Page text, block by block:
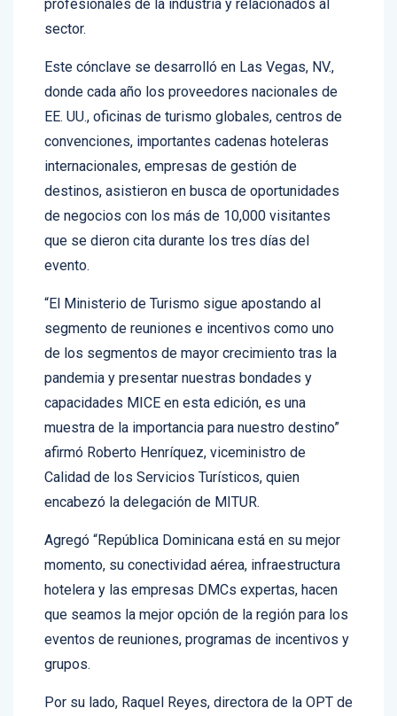
sector.
donde cada año los proveedores nacionales de
EE. UU., oficinas de turismo globales, centros de
convenciones, importantes cadenas hoteleras
internacionales, empresas de gestión de
destinos, asistieron en busca de oportunidades
de negocios con los más de 10,000 visitantes
que se dieron cita durante los tres días del
evento.
segmento de reuniones e incentivos como uno
de los segmentos de mayor crecimiento tras la
pandemia y presentar nuestras bondades y
capacidades MICE en esta edición, es una
muestra de la importancia para nuestro destino”
afirmó Roberto Henríquez, viceministro de
Calidad de los Servicios Turísticos, quien
encabezó la delegación de MITUR.
momento, su conectividad aérea, infraestructura
hotelera y las empresas DMCs expertas, hacen
que seamos la mejor opción de la región para los
eventos de reuniones, programas de incentivos y
grupos.
Orlando FL, resaltó el dinamismo y entusiasmo